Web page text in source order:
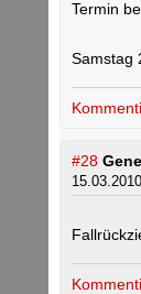
Termin
Samstag
#28